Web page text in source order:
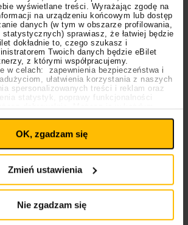
wyświetlane treści. Wyrażając zgodę na
na urządzeniu końcowym lub dostęp
danych (w tym w obszarze profilowania,
sprawiasz, że łatwiej będzie
dokładnie to, czego szukasz i
Twoich danych będzie eBilet
z którymi współpracujemy.
w celach: zapewnienia bezpieczeństwa i
ułatwienia korzystania z naszych
spersonalizowanych treści i reklam oraz
statystyk, poprawy funkcjonalności
uprzedniego przetwarzania.
OK, zgadzam się
Zmień ustawienia
Nie zgadzam się
Jonatanem.
zobaczyć, jak wyglądały trzecie